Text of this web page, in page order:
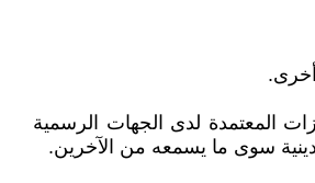
المعتمدة لدى الجهات الرسمية
سوى ما يسمعه من الآخرين.